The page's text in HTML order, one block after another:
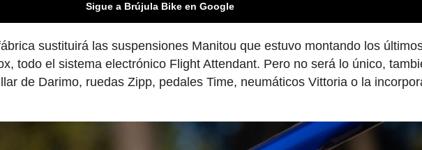
Sigue a Brújula Bike en Google
sustituirá las suspensiones Manitou que estuvo montando los
todo el sistema electrónico Flight Attendant. Pero no será lo único,
de Darimo, ruedas Zipp, pedales Time, neumáticos Vittoria o la